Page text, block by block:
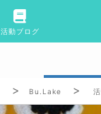
活動ブログ
Bu.Lake